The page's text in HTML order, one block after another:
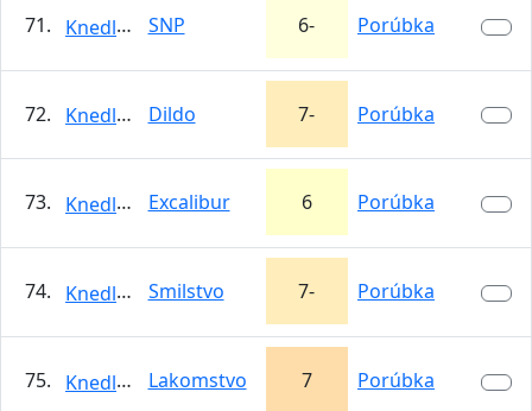
71. KnedloVepro SNP 6- Porúbka
72. KnedloVepro Dildo 7- Porúbka
73. KnedloVepro Excalibur 6 Porúbka
74. KnedloVepro Smilstvo 7- Porúbka
75. KnedloVepro Lakomstvo 7 Porúbka